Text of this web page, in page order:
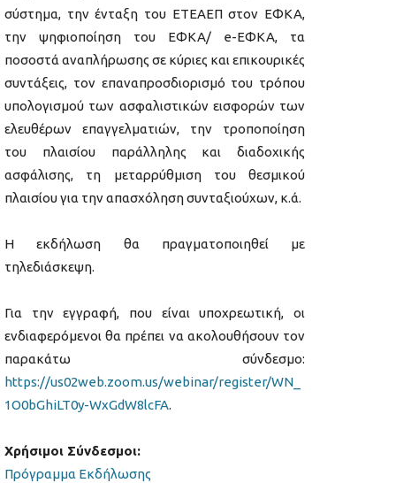
σύστημα, την ένταξη του ΕΤΕΑΕΠ στον ΕΦΚΑ,
την ψηφιοποίηση του ΕΦΚΑ/ e-ΕΦΚΑ, τα
ποσοστά αναπλήρωσης σε κύριες και επικουρικές
συντάξεις, τον επαναπροσδιορισμό του τρόπου
υπολογισμού των ασφαλιστικών εισφορών των
ελευθέρων επαγγελματιών, την τροποποίηση
του πλαισίου παράλληλης και διαδοχικής
ασφάλισης, τη μεταρρύθμιση του θεσμικού
πλαισίου για την απασχόληση συνταξιούχων, κ.ά.
Η εκδήλωση θα πραγματοποιηθεί με
τηλεδιάσκεψη.
Για την εγγραφή, που είναι υποχρεωτική, οι
ενδιαφερόμενοι θα πρέπει να ακολουθήσουν τον
παρακάτω σύνδεσμο:
https://us02web.zoom.us/webinar/register/WN_
1O0bGhiLT0y-WxGdW8lcFA.
Χρήσιμοι Σύνδεσμοι:
Πρόγραμμα Εκδήλωσης